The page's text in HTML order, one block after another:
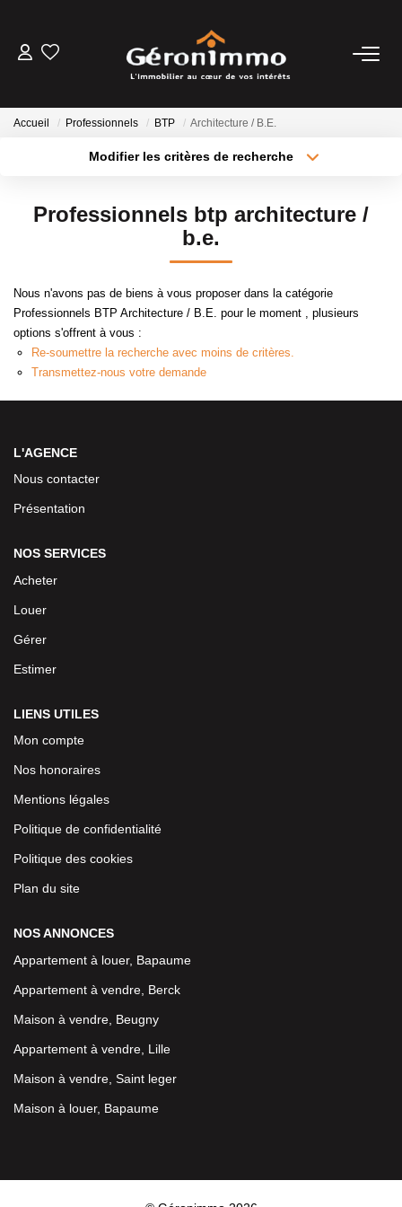
NOTRE AGENCE
CONTACT
Accueil Professionnels BTP Architecture / B.E.
Modifier les critères de recherche
Type de bien
Surface min
Créer une alerte
Professionnels btp architecture /
b.e.
Nous n'avons pas de biens à vous proposer dans la catégorie
Professionnels BTP Architecture / B.E. pour le moment , plusieurs
options s'offrent à vous :
Re-soumettre la recherche avec moins de critères.
Transmettez-nous votre demande
L'AGENCE
Nous contacter
Présentation
NOS SERVICES
Acheter
Louer
Gérer
Estimer
LIENS UTILES
Mon compte
Nos honoraires
Mentions légales
Politique de confidentialité
Politique des cookies
Plan du site
NOS ANNONCES
Appartement à louer, Bapaume
Appartement à vendre, Berck
Maison à vendre, Beugny
Appartement à vendre, Lille
Maison à vendre, Saint leger
Maison à louer, Bapaume